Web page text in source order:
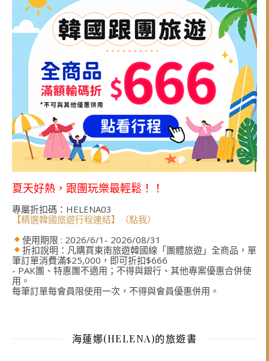
夏天好熱，跟團玩樂最輕鬆！！
專屬折扣碼：HELENA03
【精選韓國旅遊行程連結】（點我）
使用期限 : 2026/6/1- 2026/08/31
折扣說明：凡購買東南旅遊韓國線「團體旅遊」全商品，單
筆訂單消費滿$25,000，即可折扣$666
- PAK團、特惠團不適用；不得與銀行、其他專案優惠合併使
用。
每筆訂單每會員限使用一次，不得與會員優惠併用。
海蓮娜(HELENA)的旅遊書